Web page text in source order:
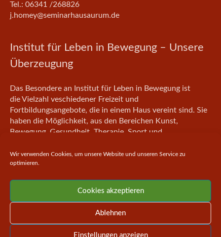
Wir verwenden Cookies, um unsere Website und unseren Service zu
optimieren.
Cookies akzeptieren
Ablehnen
Einstellungen anzeigen
Tel.: 06341 /268826
j.homey@seminarhausaurum.de
Institut für Leben in Bewegung – Unsere
Überzeugung
Das Besondere an Institut für Leben in Bewegung ist
die Vielzahl veschiedener Freizeit und
Fortbildungsangebote, die in einem Haus vereint sind. Sie
haben die Möglichkeit, aus den Bereichen Kunst,
Bewegung, Gesundheit, Therapie, Sport und
Bewertung schreiben
© 2026 · Seminarhaus Aurum Landau